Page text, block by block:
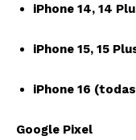
iPhone 14, 14
iPhone 15, 15
iPhone 16
Google Pixel